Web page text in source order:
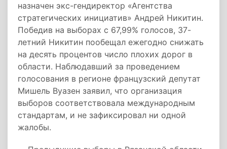
назначен экс-гендиректор «Агентства
стратегических инициатив» Андрей Никитин.
Победив на выборах с 67,99% голосов, 37-
летний Никитин пообещал ежегодно снижать
на десять процентов число плохих дорог в
области. Наблюдавший за проведением
голосования в регионе французский депутат
Мишель Вуазен заявил, что организация
выборов соответствовала международным
стандартам, и не зафиксировал ни одной
жалобы.